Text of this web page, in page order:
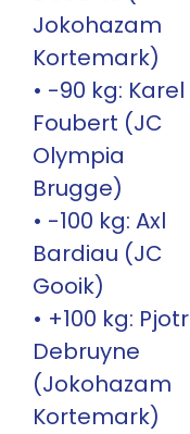
Jokohazam
Kortemark)
• -90 kg: Karel
Foubert (JC
Olympia
Brugge)
• -100 kg: Axl
Bardiau (JC
Gooik)
• +100 kg: Pjotr
Debruyne
(Jokohazam
Kortemark)